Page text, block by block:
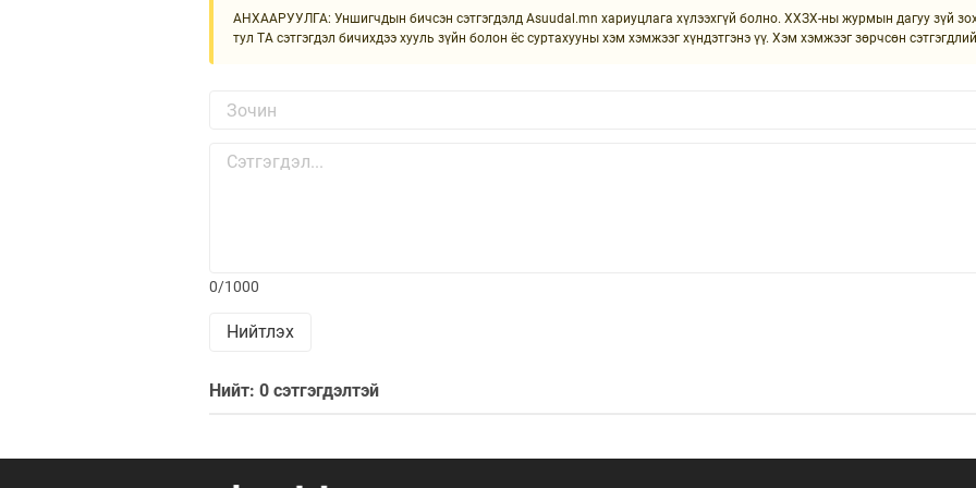
АНХААРУУЛГА: Уншигчдын бичсэн сэтгэгдэлд Asuudal.mn хариуцлага хүлээхгүй болно. ХХЗХ-ны журмын дагуу зүй
тул ТА сэтгэгдэл бичихдээ хууль зүйн болон ёс суртахууны хэм хэмжээг хүндэтгэнэ үү. Хэм хэмжээг зөрчсөн
0/1000
Нийтлэх
Нийт: 0 сэтгэгдэлтэй